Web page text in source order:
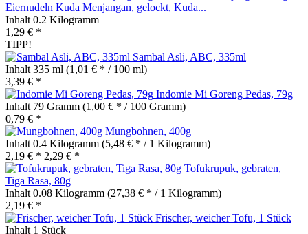
Eiernudeln Kuda Menjangan, gelockt, Kuda...
Inhalt 0.2 Kilogramm
1,29 € *
TIPP!
Sambal Asli, ABC, 335ml
Inhalt 335 ml (1,01 € * / 100 ml)
3,39 € *
Indomie Mi Goreng Pedas, 79g
Inhalt 79 Gramm (1,00 € * / 100 Gramm)
0,79 € *
Mungbohnen, 400g
Inhalt 0.4 Kilogramm (5,48 € * / 1 Kilogramm)
2,19 € * 2,29 € *
Tofukrupuk, gebraten,
Tiga Rasa, 80g
Inhalt 0.08 Kilogramm (27,38 € * / 1 Kilogramm)
2,19 € *
Frischer, weicher Tofu, 1 Stück
Inhalt 1 Stück